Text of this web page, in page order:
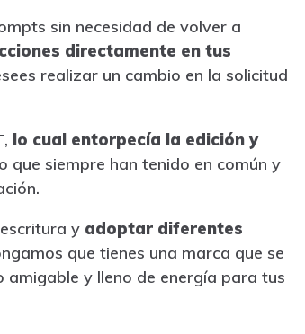
sin necesidad de volver a
directamente en tus
realizar un cambio en la solicitud
lo cual entorpecía la edición y
que siempre han tenido en común y
y adoptar diferentes
que tienes una marca que se
amigable y lleno de energía para tus